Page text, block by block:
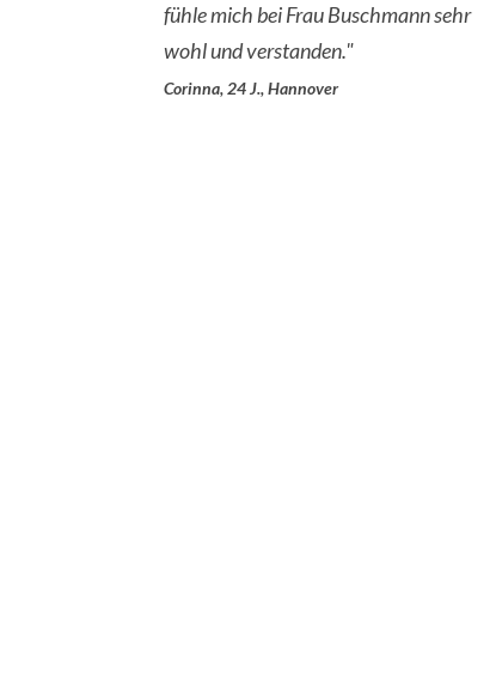
fühle mich bei Frau Buschmann sehr
wohl und verstanden."
Corinna, 24 J., Hannover